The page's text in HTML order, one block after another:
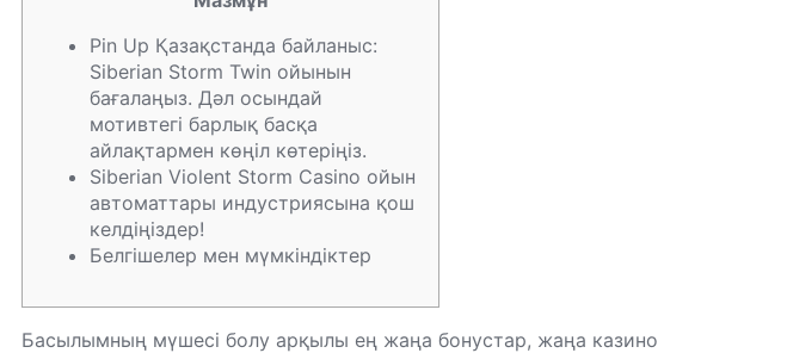
Pin Up Қазақстанда байланыс:
Siberian Storm Twin ойынын
бағалаңыз. Дәл осындай
мотивтегі барлық басқа
айлақтармен көңіл көтеріңіз.
Siberian Violent Storm Casino ойын
автоматтары индустриясына қош
келдіңіздер!
Белгішелер мен мүмкіндіктер
Басылымның мүшесі болу арқылы ең жаңа бонустар, жаңа казино